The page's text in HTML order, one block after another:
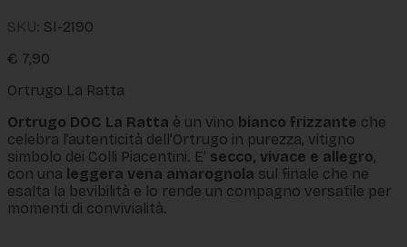
SKU: SI-2190
€ 7,90
Ortrugo La Ratta
Ortrugo DOC La Ratta è un vino bianco frizzante che
celebra l’autenticità dell’Ortrugo in purezza, vitigno
simbolo dei Colli Piacentini. E' secco, vivace e allegro,
con una leggera vena amarognola sul finale che ne
esalta la bevibilità e lo rende un compagno versatile per
momenti di convivialità.